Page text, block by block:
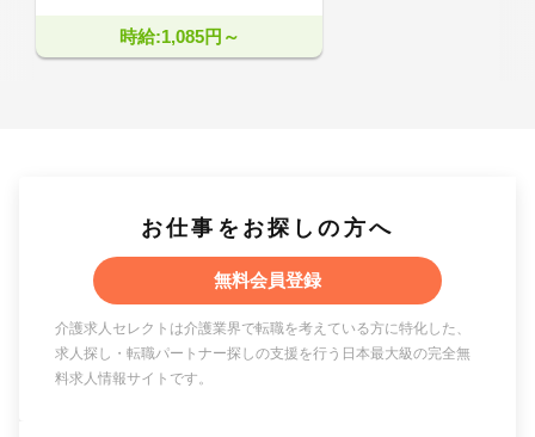
時給:1,085円～
お仕事をお探しの方へ
無料会員登録
介護求人セレクトは介護業界で転職を考えている方に特化した、
求人探し・転職パートナー探しの支援を行う日本最大級の完全無
料求人情報サイトです。